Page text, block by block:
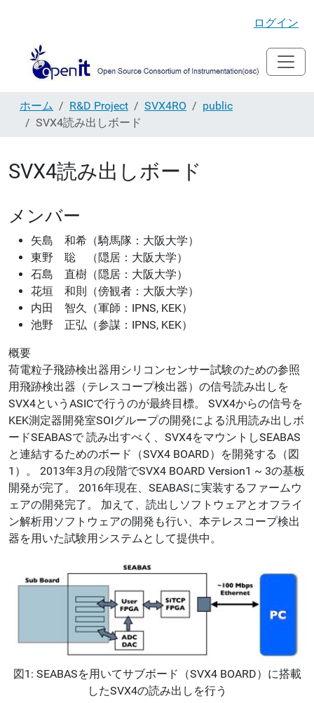
ログイン
ホーム R&D Project SVX4RO
public
SVX4読み出しボード
SVX4読み出しボード
メンバー
矢島 和希（騎馬隊：大阪大学）
東野 聡 （隠居：大阪大学）
石島 直樹（隠居：大阪大学）
花垣 和則（傍観者：大阪大学）
内田 智久（軍師：IPNS, KEK）
池野 正弘（参謀：IPNS, KEK）
概要
荷電粒子飛跡検出器用シリコンセンサー試験のための参照
用飛跡検出器（テレスコープ検出器）の信号読み出しを
SVX4というASICで行うのが最終目標。 SVX4からの信号を
KEK測定器開発室SOIグループの開発による汎用読み出しボ
ードSEABASで 読み出すべく、SVX4をマウントしSEABAS
と連結するためのボード（SVX4 BOARD）を開発する（図
1）。 2013年3月の段階でSVX4 BOARD Version1 ~ 3の基板
開発が完了。 2016年現在、SEABASに実装するファームウ
ェアの開発完了。 加えて、読出しソフトウェアとオフライ
ン解析用ソフトウェアの開発も行い、本テレスコープ検出
器を用いた試験用システムとして提供中。
図1: SEABASを用いてサブボード（SVX4 BOARD）に搭載
したSVX4の読み出しを行う